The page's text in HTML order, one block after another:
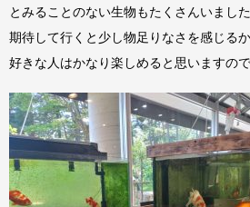
とみることのない生物もたくさんいまし
期待して行くと少し物足りなさを感じる
好きな人はかなり楽しめると思いますの